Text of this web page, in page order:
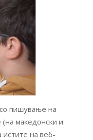
пишување на
(на македонски и
истите на веб-